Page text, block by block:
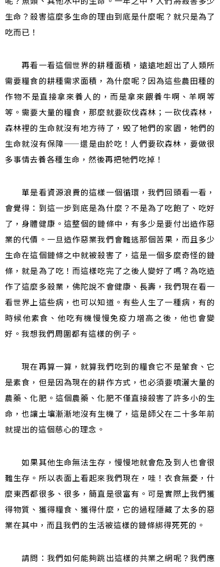
生命？殺害這麼多生命的理由到底是什麼呢？就只是為了
吃而已！
再看一看這個世界的耕種面積，遠遠地超出了人類所
需要糧食的耕種需求面積，為什麼呢？因為這些農田種的
作物不是直接拿來養人的，而是拿來餵養牛啊、羊啊等
等。需要大量的糧食，那麼就要砍伐森林；一砍伐森林，
森林裡的生命就沒有地方待了，毁了牠們的家園，牠們的
生命就沒有保障——還是由於吃！人們要砍森林，要做很
多事情去養各種生命，然後再把牠們吃掉！
單是看資源浪費的這樣一個循環，我們回頭看一看，
會覺得：到這一步到底是為什麼？不是為了吃飽了、吃好
了，身體健康。這整個的鏈條中，有多少是要付出造作惡
業的代價。一旦造作惡業我們會難逃那個苦果，而且多少
生命在這個鏈條之中就被殺害了，這是一個多麼奇怪的鏈
條，就是為了吃！而這樣吃完了之後人變好了嗎？為吃造
作了這麼多殺業，佛陀說不會健康、長壽，我們現在看一
看世界上這些病，也可以知道。有些人生了一種病，有的
時候他素食、他吃有機慢慢免疫力增高之後，他也會變
好。我想我們周圍都有這樣的例子。
現在再算一算，就算我們吃到的糧食它不是葷食、它
是素食，但是因為現在的耕作方式，也必須要噴灑大量的
農藥、化肥。這個農藥、化肥不僅直接殺害了許多小的生
命，也讓土壤漸漸地沒有生機了，這是師父在二十多年前
就提出的這個慈心的理念。
如果其他生命無法生存，慢慢地就會危及到人也會很
難生存。所以表面上看起來我們現在，哇！衣食無憂，什
麼東西都很多、很多，簡直是很富有。可是實際上我們獲
得物質、獲得糧食、獲得什麼，它的過程隱藏了太多的惡
業在其中，而且我們的生活被這樣的鏈條綁得死死的。
請問：我們如何能夠跳出這樣的共業之網呢？我們應